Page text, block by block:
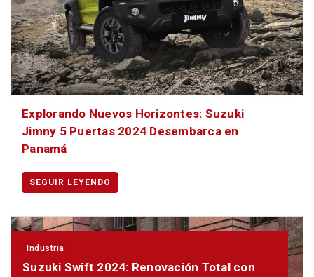
Explorando Nuevos Horizontes: Suzuki
Jimny 5 Puertas 2024 Desembarca en
Panamá
SEGUIR LEYENDO
Industria
Suzuki Swift 2024: Renovación Total con